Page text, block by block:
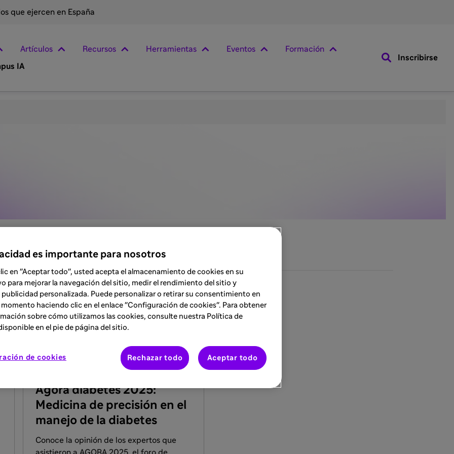
que ejercen en España
Artículos Recursos Herramientas Eventos Formación
IA
Inscribirse
Formación
FACULTADOS PARA PRESCRIBIR O DISPENSAR
EVENTO
Ágora diabetes 2025:
Medicina de precisión en el
manejo de la diabetes
Conoce la opinión de los expertos que
es importante para nosotros
en "Aceptar todo", usted acepta el almacenamiento de cookies en su
para mejorar la navegación del sitio, medir el rendimiento del sitio y
publicidad personalizada. Puede personalizar o retirar su consentimiento en
haciendo clic en el enlace "Configuración de cookies". Para obtener
sobre cómo utilizamos las cookies, consulte nuestra Política de
en el pie de página del sitio.
de cookies Rechazar todo Aceptar todo